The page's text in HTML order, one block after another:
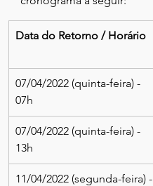
Data do Retorno / Horário
07/04/2022 (quinta-feira) -
07h
07/04/2022 (quinta-feira) -
13h
11/04/2022 (segunda-feira) -